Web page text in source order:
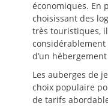
économiques. En
choisissant des
très touristiques,
d’un
Les auberges de
choix populaire
de tarifs